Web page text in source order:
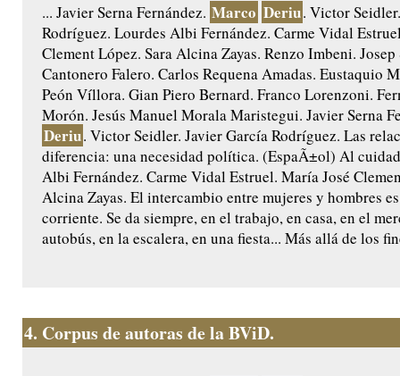
... Javier Serna Fernández. Marco Deriu. Victor
Rodríguez. Lourdes Albi Fernández. Carme Vidal
Clement López. Sara Alcina Zayas. Renzo Imbeni. Josep
Cantonero Falero. Carlos Requena Amadas. Eustaquio
Peón Víllora. Gian Piero Bernard. Franco Lorenzoni.
Morón. Jesús Manuel Morala Maristegui. Javier Serna
Deriu. Victor Seidler. Javier García Rodríguez. Las
diferencia: una necesidad política. (EspaÃ±ol) Al
Albi Fernández. Carme Vidal Estruel. María José
Alcina Zayas. El intercambio entre mujeres y hombres
corriente. Se da siempre, en el trabajo, en casa, en el
autobús, en la escalera, en una fiesta... Más allá de los
4. Corpus de autoras de la BViD.